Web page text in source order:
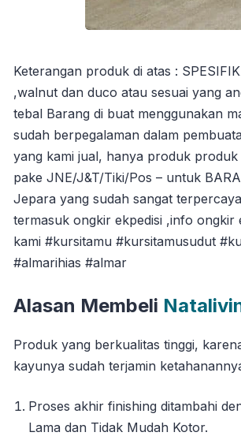
Keterangan produk di atas :
,walnut dan duco atau sesuai yang
tebal Barang di buat menggunakan
sudah berpegalaman dalam
yang kami jual, hanya produk
pake JNE/J&T/Tiki/Pos – untuk
Jepara yang sudah sangat
termasuk ongkir ekpedisi ,info
kami #kursitamu #kursitamusudut
#almarihias #almar
Alasan Membeli
Produk yang berkualitas tinggi,
kayunya sudah terjamin
Proses akhir finishing ditambahi
Lama dan Tidak Mudah Kotor.